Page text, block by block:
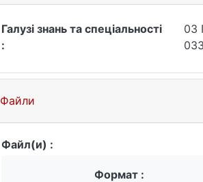
введення законів та правових
деяких країнах щодо часткового
Галузі знань та спеціальності
:
03
Файли
Файл(и) :
Формат :